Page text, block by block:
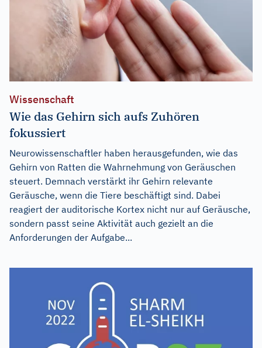
Wissenschaft
Wie das Gehirn sich aufs Zuhören
fokussiert
Neurowissenschaftler haben herausgefunden, wie das
Gehirn von Ratten die Wahrnehmung von Geräuschen
steuert. Demnach verstärkt ihr Gehirn relevante
Geräusche, wenn die Tiere beschäftigt sind. Dabei
reagiert der auditorische Kortex nicht nur auf Geräusche,
sondern passt seine Aktivität auch gezielt an die
Anforderungen der Aufgabe...